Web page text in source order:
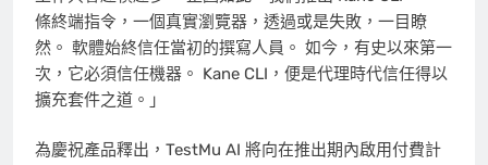
條終端指令，一個真實瀏覽器，透過或是失敗，一目瞭
然。 軟體始終信任當初的撰寫人員。 如今，有史以來第一
次，它必須信任機器。 Kane CLI，便是代理時代信任得以
擴充套件之道。」
為慶祝產品釋出，TestMu AI 將向在推出期內啟用付費計